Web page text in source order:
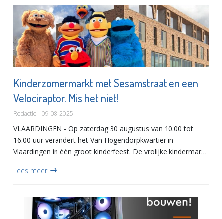
Kinderzomermarkt met Sesamstraat en een
Velociraptor. Mis het niet!
Redactie - 09-08-2025
VLAARDINGEN - Op zaterdag 30 augustus van 10.00 tot
16.00 uur verandert het Van Hogendorpkwartier in
Vlaardingen in één groot kinderfeest. De vrolijke kindermarkt
verrassende g...
Lees meer